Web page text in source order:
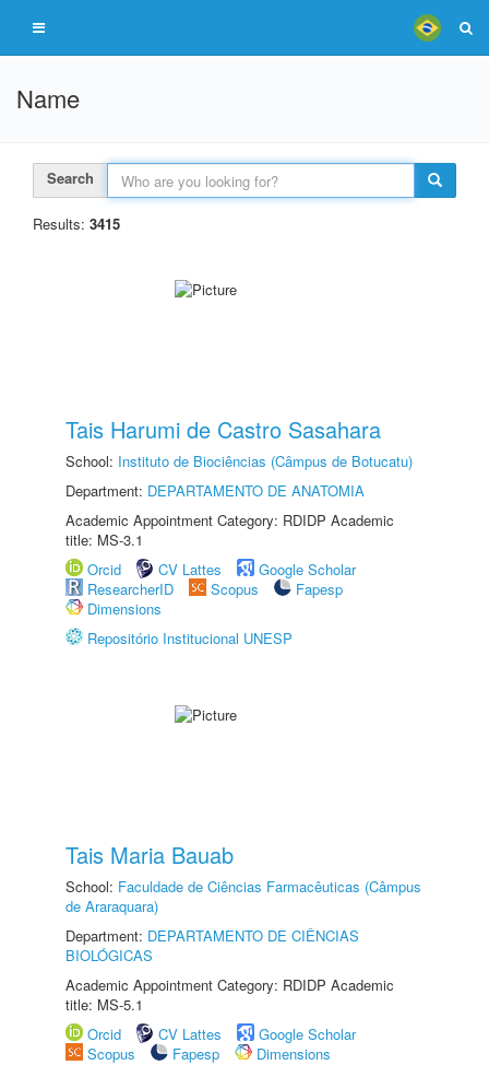
Name
Search
Results: 3415
Tais Harumi de Castro Sasahara
School: Instituto de Biociências (Câmpus de Botucatu)
Department: DEPARTAMENTO DE ANATOMIA
Academic Appointment Category: RDIDP Academic
title: MS-3.1
Orcid
CV Lattes
Google Scholar
ResearcherID
Scopus
Fapesp
Dimensions
Repositório Institucional UNESP
Tais Maria Bauab
School: Faculdade de Ciências Farmacêuticas (Câmpus
de Araraquara)
Department: DEPARTAMENTO DE CIÊNCIAS
BIOLÓGICAS
Academic Appointment Category: RDIDP Academic
title: MS-5.1
Orcid
CV Lattes
Google Scholar
Scopus
Fapesp
Dimensions